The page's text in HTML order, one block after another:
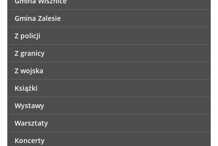
Gmina Zalesie
Z policji
Z granicy
Z wojska
Książki
Wystawy
Warsztaty
Koncerty